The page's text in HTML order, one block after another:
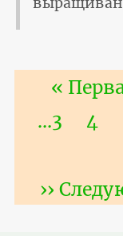
Нумерация
страниц
Первая
«
…3 4
››